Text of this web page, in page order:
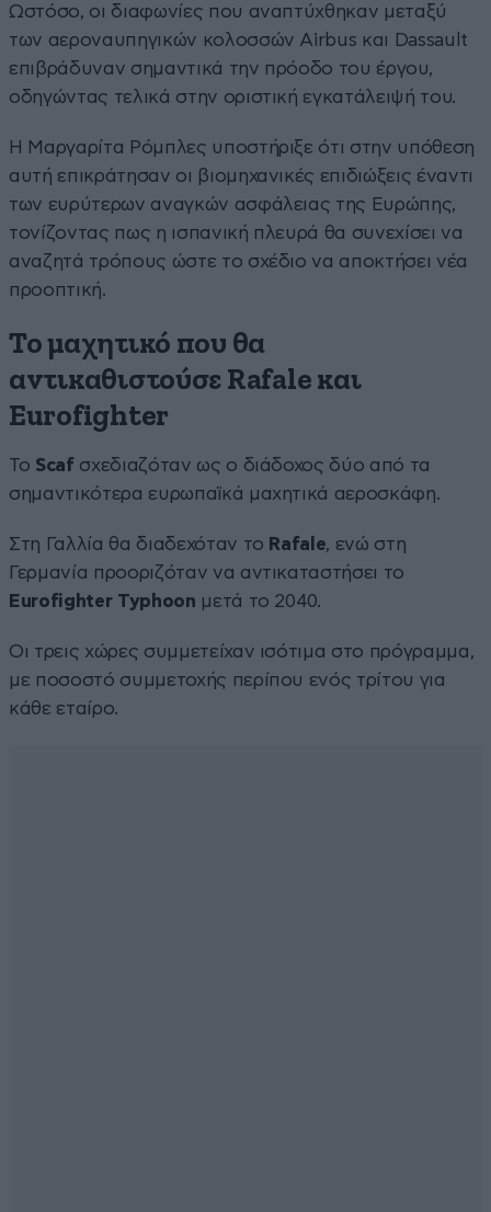
Ωστόσο, οι διαφωνίες που αναπτύχθηκαν μεταξύ
των αεροναυπηγικών κολοσσών Airbus και Dassault
επιβράδυναν σημαντικά την πρόοδο του έργου,
οδηγώντας τελικά στην οριστική εγκατάλειψή του.
Η Μαργαρίτα Ρόμπλες υποστήριξε ότι στην υπόθεση
αυτή επικράτησαν οι βιομηχανικές επιδιώξεις έναντι
των ευρύτερων αναγκών ασφάλειας της Ευρώπης,
τονίζοντας πως η ισπανική πλευρά θα συνεχίσει να
αναζητά τρόπους ώστε το σχέδιο να αποκτήσει νέα
προοπτική.
Το μαχητικό που θα
αντικαθιστούσε Rafale και
Eurofighter
Το Scaf σχεδιαζόταν ως ο διάδοχος δύο από τα
σημαντικότερα ευρωπαϊκά μαχητικά αεροσκάφη.
Στη Γαλλία θα διαδεχόταν το Rafale, ενώ στη
Γερμανία προοριζόταν να αντικαταστήσει το
EurofighterTyphoon μετά το 2040.
Οι τρεις χώρες συμμετείχαν ισότιμα στο πρόγραμμα,
με ποσοστό συμμετοχής περίπου ενός τρίτου για
κάθε εταίρο.